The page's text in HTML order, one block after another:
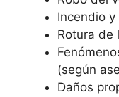
Incendio
Rotura de
(según
Daños